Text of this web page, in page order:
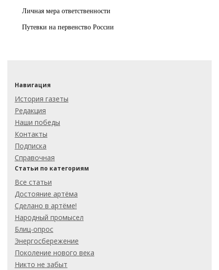
Личная мера ответственности
Путевки на первенство России
Навигация
История газеты
Редакция
Наши победы
Контакты
Подписка
Справочная
Статьи по категориям
Все статьи
Достояние артёма
Сделано в артёме!
Народный промысел
Блиц-опрос
Энергосбережение
Поколение нового века
Никто не забыт